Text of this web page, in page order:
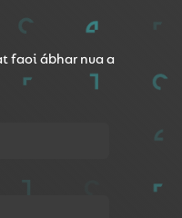
nua a fhoghlaim!
faoi ábhar nua a